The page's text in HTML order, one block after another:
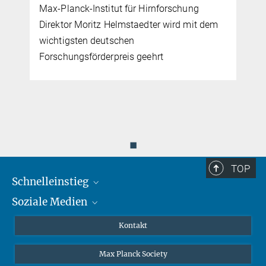
Max-Planck-Institut für Hirnforschung
Direktor Moritz Helmstaedter wird mit dem
wichtigsten deutschen
Forschungsförderpreis geehrt
◼
TOP
Schnelleinstieg
Journalisten
Soziale Medien
Twitter
Kontakt
Max Planck Society